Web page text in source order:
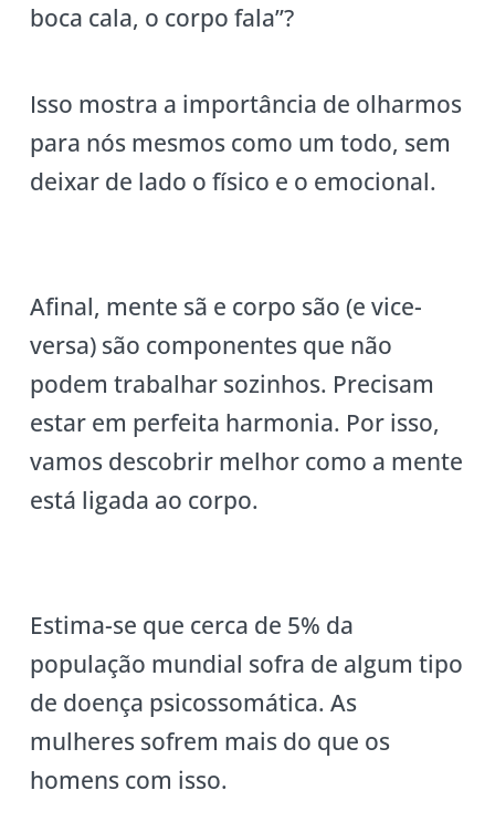
boca cala, o corpo fala”?
Isso mostra a importância de olharmos
para nós mesmos como um todo, sem
deixar de lado o físico e o emocional.
Afinal, mente sã e corpo são (e vice-
versa) são componentes que não
podem trabalhar sozinhos. Precisam
estar em perfeita harmonia. Por isso,
vamos descobrir melhor como a mente
está ligada ao corpo.
Estima-se que cerca de 5% da
população mundial sofra de algum tipo
de doença psicossomática. As
mulheres sofrem mais do que os
homens com isso.